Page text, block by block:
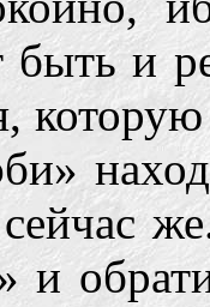
быть и
и